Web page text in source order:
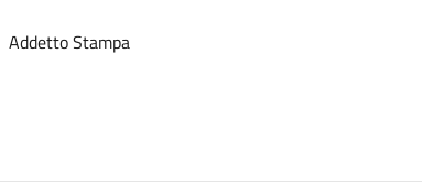
Addetto Stampa